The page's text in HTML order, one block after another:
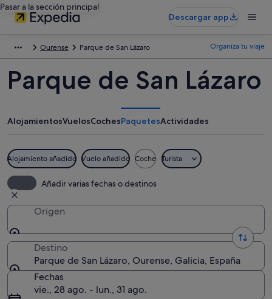
Pasar a la sección principal
Descargar app
Ourense Parque de San Lázaro Organiza tu viaje
Parque de San Lázaro
AlojamientosVuelosCochesPaquetesActividades
Alojamiento añadido Vuelo añadido Coche Turista
Añadir varias fechas o destinos
Origen
Destino
Parque de San Lázaro, Ourense, Galicia, España
Fechas
vie., 28 ago. - lun., 31 ago.